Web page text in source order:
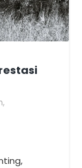
,